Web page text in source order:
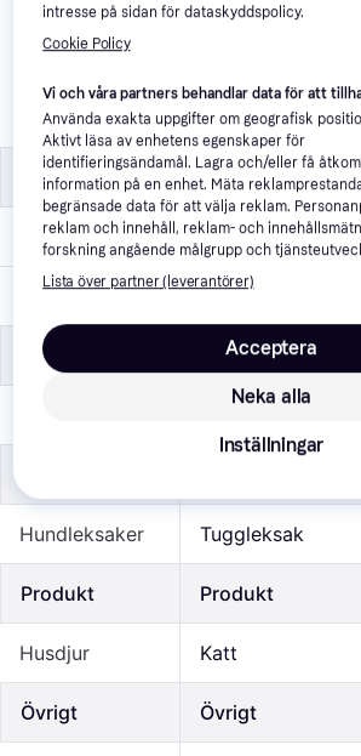
Tandgel - 45 g
69 kr
Specifikationer Specifikationer
Färg Multifärgad
Material Plast
Foder Foder
Hundleksaker Tuggleksak
Produkt Produkt
Husdjur Katt
Övrigt Övrigt
intresse på sidan för dataskyddspolicy.
Cookie Policy
Vi och våra partners behandlar data för att
Använda exakta uppgifter om geografisk
Aktivt läsa av enhetens egenskaper för
identifieringsändamål. Lagra och/eller få
information på en enhet. Mäta
begränsade data för att välja reklam.
reklam och innehåll, reklam- och
forskning angående målgrupp och
Lista över partner (leverantörer)
Neka alla
Acceptera
Inställningar